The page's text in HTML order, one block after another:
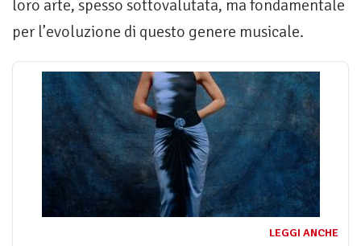
loro arte, spesso sottovalutata, ma fondamentale
per l’evoluzione di questo genere musicale.
LEGGI ANCHE